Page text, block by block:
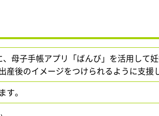
母子手帳アプリ「ばんび」を活用して
産後のイメージをつけられるように支援
す。